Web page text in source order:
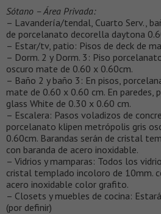
Sótano – Área Privada:
– Lavandería/tendal, Cuarto Serv.,
de porcelanato decorella daytona
– Estar/tv, patio: Pisos de deck de
– Dorm. 2 y Dorm. 3: Piso
oscuro mate de 0.60 x 0.60cm.
– Baño 2 y baño 3: En pisos,
mate de 0.60 x 0.60 cm. En
glass White de 0.30 x 0.60 cm.
– Escalera: Pasos voladizos de
porcelanato klipen metrópolis gris
0.60cm. Barandas serán de cristal
con baranda de acero inoxidable.
– Vidrios y mamparas: Todos los
cristal templado incoloro de 10mm.
acero inoxidable color grafito.
– Closets y muebles de cocina:
(por definir)